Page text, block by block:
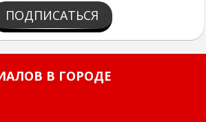
ПОДПИСАТЬСЯ
В ГОРОДЕ